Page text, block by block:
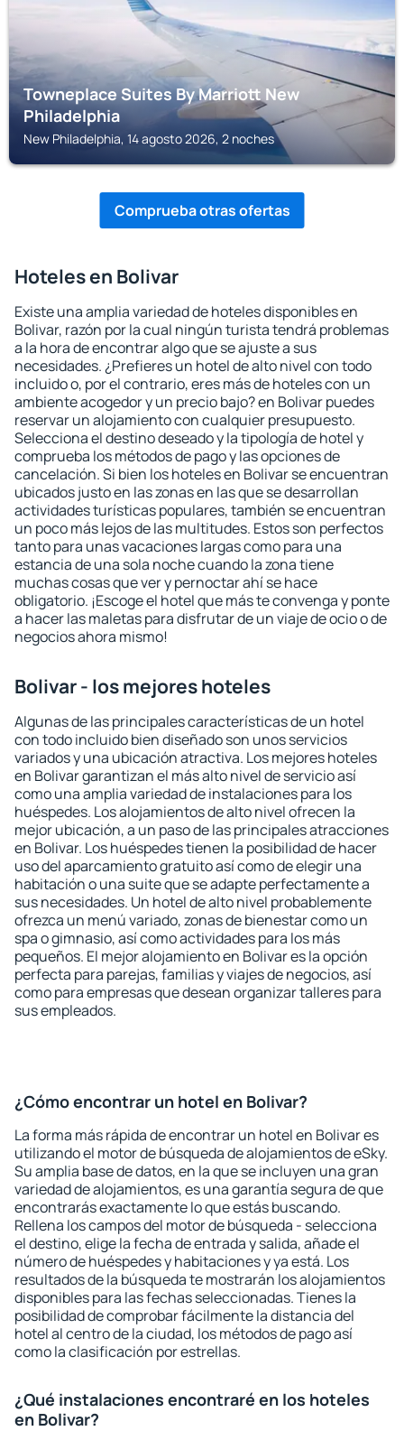
Towneplace Suites By Marriott New
Philadelphia
New Philadelphia, 14 agosto 2026, 2 noches
Comprueba otras ofertas
Hoteles en Bolivar
Existe una amplia variedad de hoteles disponibles en
Bolivar, razón por la cual ningún turista tendrá problemas
a la hora de encontrar algo que se ajuste a sus
necesidades. ¿Prefieres un hotel de alto nivel con todo
incluido o, por el contrario, eres más de hoteles con un
ambiente acogedor y un precio bajo? en Bolivar puedes
reservar un alojamiento con cualquier presupuesto.
Selecciona el destino deseado y la tipología de hotel y
comprueba los métodos de pago y las opciones de
cancelación. Si bien los hoteles en Bolivar se encuentran
ubicados justo en las zonas en las que se desarrollan
actividades turísticas populares, también se encuentran
un poco más lejos de las multitudes. Estos son perfectos
tanto para unas vacaciones largas como para una
estancia de una sola noche cuando la zona tiene
muchas cosas que ver y pernoctar ahí se hace
obligatorio. ¡Escoge el hotel que más te convenga y ponte
a hacer las maletas para disfrutar de un viaje de ocio o de
negocios ahora mismo!
Bolivar - los mejores hoteles
Algunas de las principales características de un hotel
con todo incluido bien diseñado son unos servicios
variados y una ubicación atractiva. Los mejores hoteles
en Bolivar garantizan el más alto nivel de servicio así
como una amplia variedad de instalaciones para los
huéspedes. Los alojamientos de alto nivel ofrecen la
mejor ubicación, a un paso de las principales atracciones
en Bolivar. Los huéspedes tienen la posibilidad de hacer
uso del aparcamiento gratuito así como de elegir una
habitación o una suite que se adapte perfectamente a
sus necesidades. Un hotel de alto nivel probablemente
ofrezca un menú variado, zonas de bienestar como un
spa o gimnasio, así como actividades para los más
pequeños. El mejor alojamiento en Bolivar es la opción
perfecta para parejas, familias y viajes de negocios, así
como para empresas que desean organizar talleres para
sus empleados.
¿Cómo encontrar un hotel en Bolivar?
La forma más rápida de encontrar un hotel en Bolivar es
utilizando el motor de búsqueda de alojamientos de eSky.
Su amplia base de datos, en la que se incluyen una gran
variedad de alojamientos, es una garantía segura de que
encontrarás exactamente lo que estás buscando.
Rellena los campos del motor de búsqueda - selecciona
el destino, elige la fecha de entrada y salida, añade el
número de huéspedes y habitaciones y ya está. Los
resultados de la búsqueda te mostrarán los alojamientos
disponibles para las fechas seleccionadas. Tienes la
posibilidad de comprobar fácilmente la distancia del
hotel al centro de la ciudad, los métodos de pago así
como la clasificación por estrellas.
¿Qué instalaciones encontraré en los hoteles
en Bolivar?